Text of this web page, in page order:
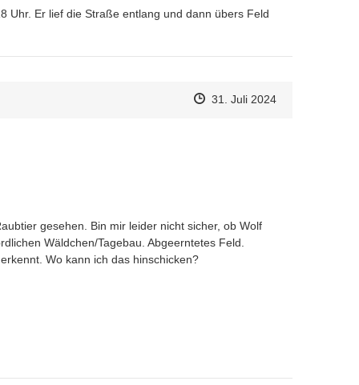
Uhr. Er lief die Straße entlang und dann übers Feld
Zeitpunkt des Erstellens
Zeitpunkt des Erstellens
31. Juli 2024Zur Äußerung
gesehen. Bin mir leider nicht sicher, ob Wolf
Wäldchen/Tagebau. Abgeerntetes Feld.
Wo kann ich das hinschicken?